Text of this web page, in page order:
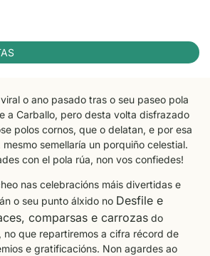
o ano pasado tras o seu paseo pola
a Carballo, pero desta volta disfrazado
polos cornos, que o delatan, e por esa
, mesmo semellaría un porquiño celestial.
con el pola rúa, non vos confiedes!
nas celebracións máis divertidas e
o seu punto álxido no Desfile e
comparsas e carrozas do
no que repartiremos a cifra récord de
e gratificacións. Non agardes ao